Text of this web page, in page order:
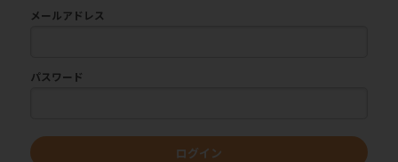
メールアドレス
パスワード
ログイン